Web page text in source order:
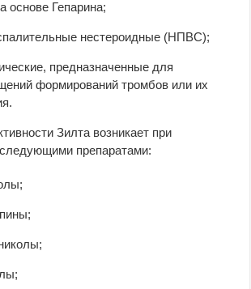
основе Гепарина;
нестероидные (НПВС);
предназначенные для
формирований тромбов или их
Зилта возникает при
препаратами: